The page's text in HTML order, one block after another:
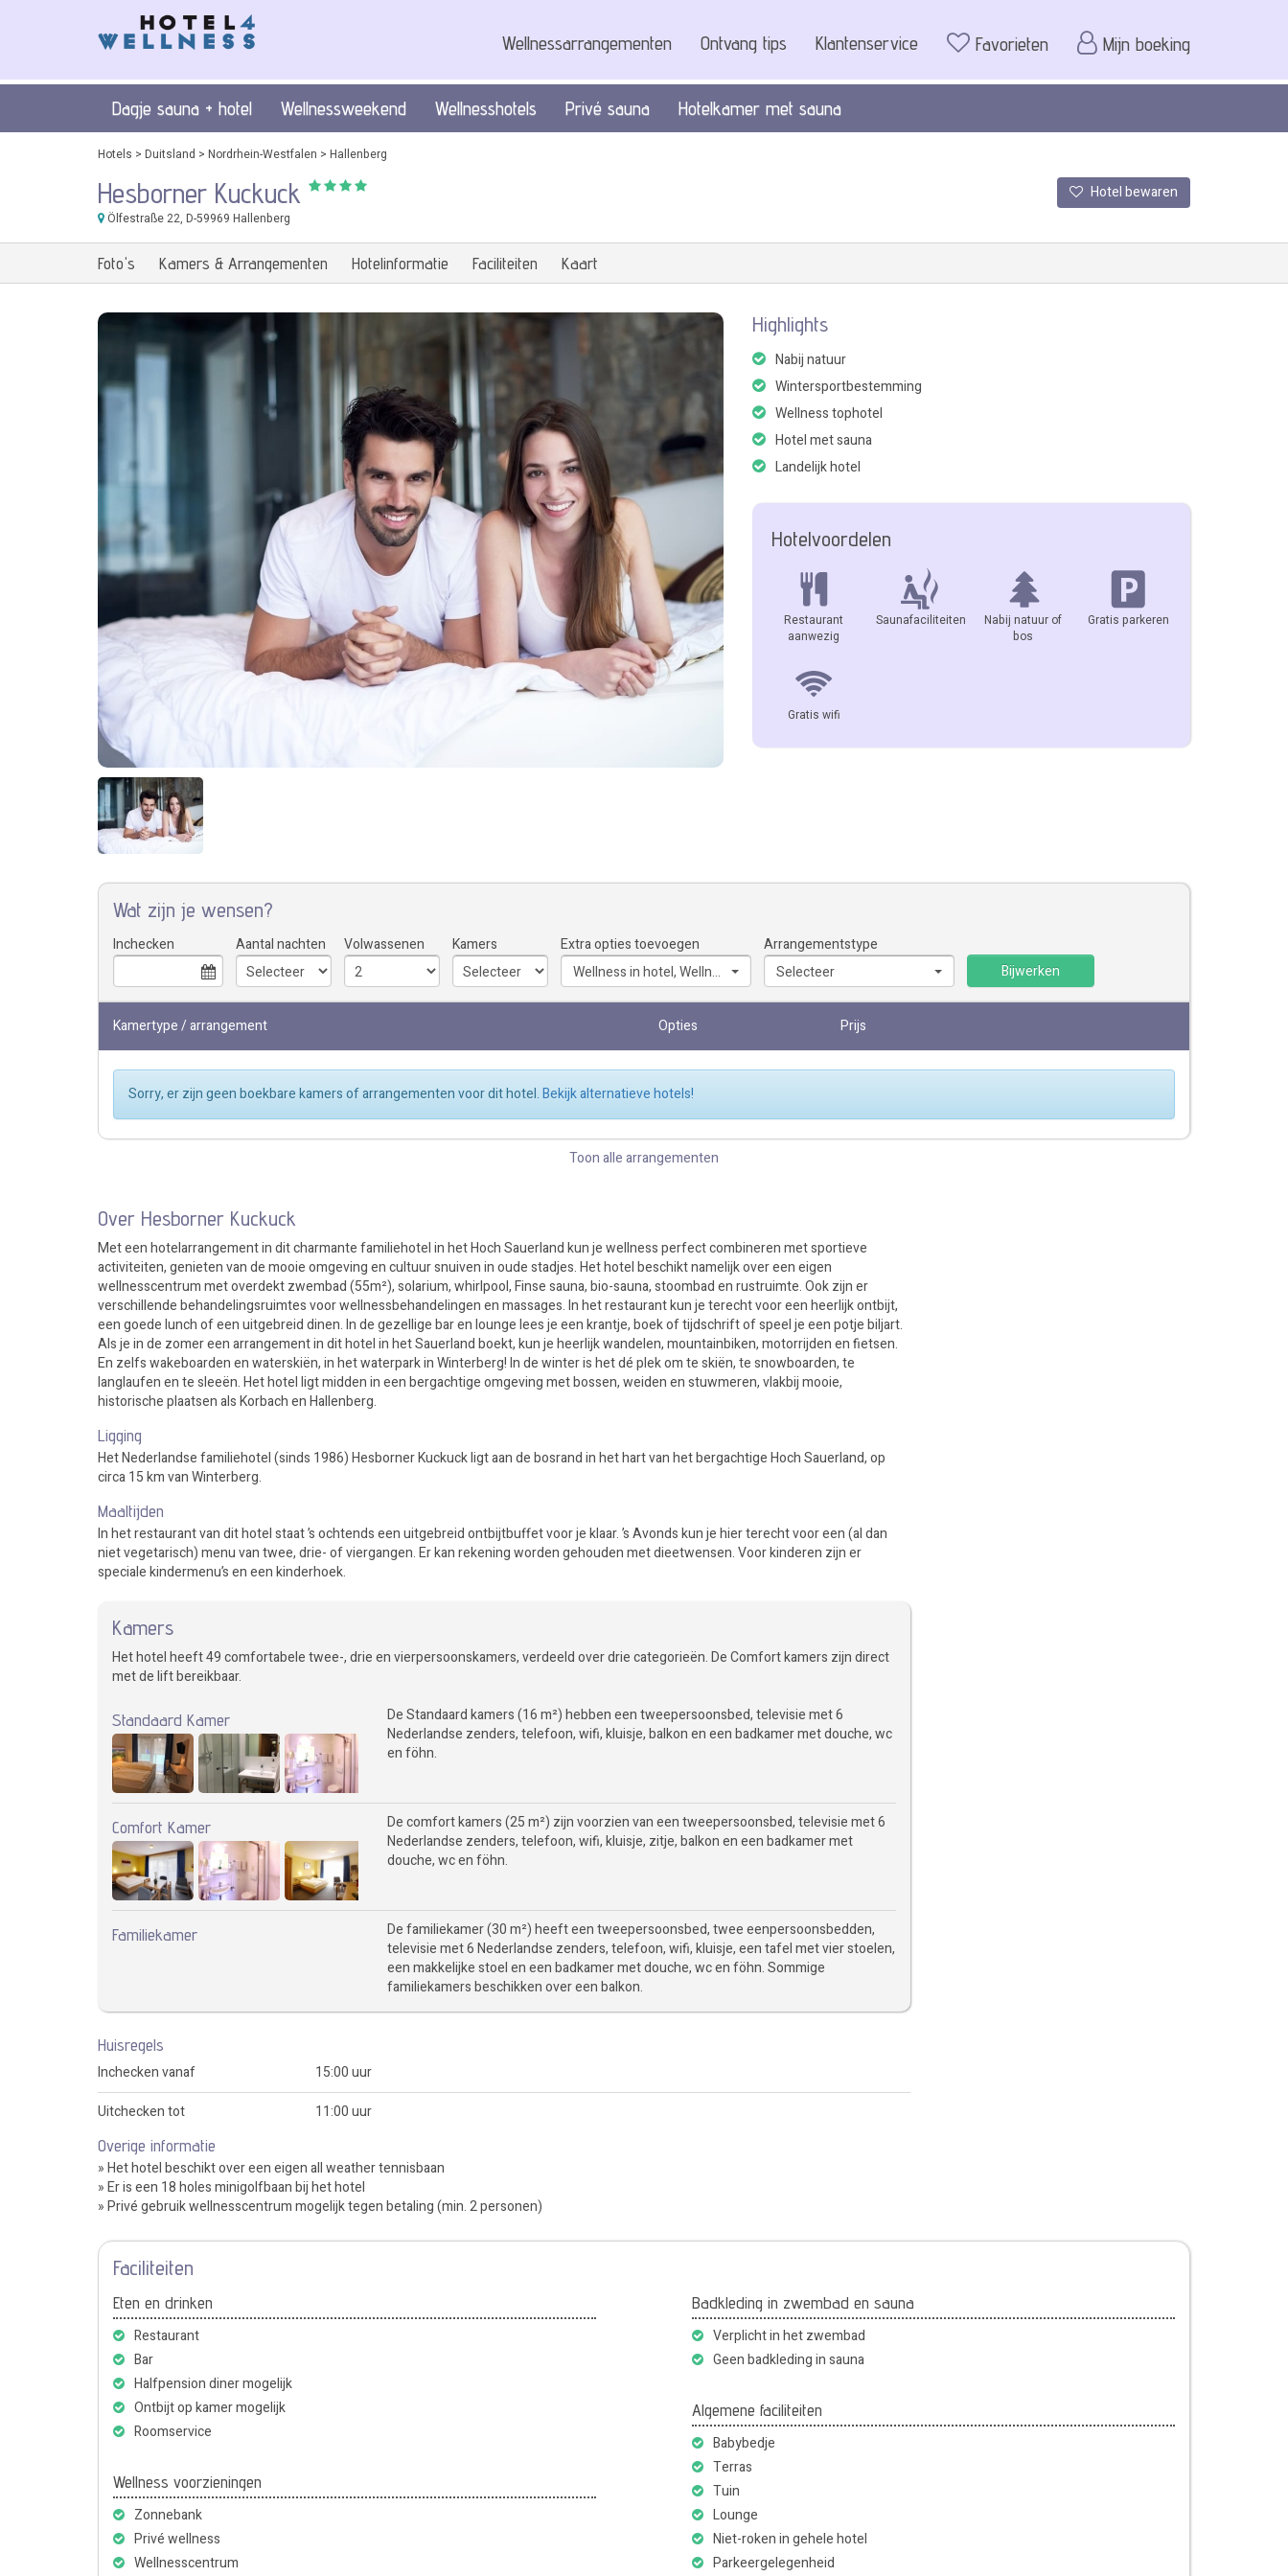
Wellnessarrangementen Ontvang tips Klantenservice Favorieten Mijn boeking
Dagje sauna + hotel Wellnessweekend Wellnesshotels Privé sauna Hotelkamer met sauna
Hotels > Duitsland > Nordrhein-Westfalen > Hallenberg
Hesborner Kuckuck Hotel bewaren
Ölfestraße 22, D-59969 Hallenberg
Foto's Kamers & Arrangementen Hotelinformatie Faciliteiten Kaart
Highlights
Nabij natuur
Wintersportbestemming
Wellness tophotel
Hotel met sauna
Landelijk hotel
Hotelvoordelen
Restaurant
aanwezig
Saunafaciliteiten
Nabij natuur of
bos
Gratis parkeren
Gratis wifi
Wat zijn je wensen?
Inchecken Aantal nachten Volwassenen Kamers
Extra opties toevoegen
Wellness in hotel, Wellness privé
Arrangementstype
Selecteer
Bijwerken
Kamertype / arrangement Opties Prijs
Sorry, er zijn geen boekbare kamers of arrangementen voor dit hotel.Bekijk alternatieve hotels!
Toon alle arrangementen
Over Hesborner Kuckuck
Met een hotelarrangement in dit charmante familiehotel in het Hoch Sauerland kun je wellness perfect combineren met sportieve
activiteiten, genieten van de mooie omgeving en cultuur snuiven in oude stadjes. Het hotel beschikt namelijk over een eigen
wellnesscentrum met overdekt zwembad (55m²), solarium, whirlpool, Finse sauna, bio-sauna, stoombad en rustruimte. Ook zijn er
verschillende behandelingsruimtes voor wellnessbehandelingen en massages. In het restaurant kun je terecht voor een heerlijk ontbijt,
een goede lunch of een uitgebreid dinen. In de gezellige bar en lounge lees je een krantje, boek of tijdschrift of speel je een potje biljart.
Als je in de zomer een arrangement in dit hotel in het Sauerland boekt, kun je heerlijk wandelen, mountainbiken, motorrijden en fietsen.
En zelfs wakeboarden en waterskiën, in het waterpark in Winterberg! In de winter is het dé plek om te skiën, te snowboarden, te
langlaufen en te sleeën. Het hotel ligt midden in een bergachtige omgeving met bossen, weiden en stuwmeren, vlakbij mooie,
historische plaatsen als Korbach en Hallenberg.
Ligging
Het Nederlandse familiehotel (sinds 1986) Hesborner Kuckuck ligt aan de bosrand in het hart van het bergachtige Hoch Sauerland, op
circa 15 km van Winterberg.
Maaltijden
In het restaurant van dit hotel staat ’s ochtends een uitgebreid ontbijtbuffet voor je klaar. ’s Avonds kun je hier terecht voor een (al dan
niet vegetarisch) menu van twee, drie- of viergangen. Er kan rekening worden gehouden met dieetwensen. Voor kinderen zijn er
speciale kindermenu’s en een kinderhoek.
Kamers
Het hotel heeft 49 comfortabele twee-, drie en vierpersoonskamers, verdeeld over drie categorieën. De Comfort kamers zijn direct
met de lift bereikbaar.
Standaard Kamer
De Standaard kamers (16 m²) hebben een tweepersoonsbed, televisie met 6
Nederlandse zenders, telefoon, wifi, kluisje, balkon en een badkamer met douche, wc
en föhn.
Comfort Kamer
De comfort kamers (25 m²) zijn voorzien van een tweepersoonsbed, televisie met 6
Nederlandse zenders, telefoon, wifi, kluisje, zitje, balkon en een badkamer met
douche, wc en föhn.
Familiekamer
De familiekamer (30 m²) heeft een tweepersoonsbed, twee eenpersoonsbedden,
televisie met 6 Nederlandse zenders, telefoon, wifi, kluisje, een tafel met vier stoelen,
een makkelijke stoel en een badkamer met douche, wc en föhn. Sommige
familiekamers beschikken over een balkon.
Huisregels
Inchecken vanaf
15:00 uur
Uitchecken tot
11:00 uur
Overige informatie
» Het hotel beschikt over een eigen all weather tennisbaan
» Er is een 18 holes minigolfbaan bij het hotel
» Privé gebruik wellnesscentrum mogelijk tegen betaling (min. 2 personen)
Faciliteiten
Eten en drinken
Restaurant
Bar
Halfpension diner mogelijk
Ontbijt op kamer mogelijk
Roomservice
Wellness voorzieningen
Zonnebank
Privé wellness
Wellnesscentrum
Badkleding in zwembad en sauna
Verplicht in het zwembad
Geen badkleding in sauna
Algemene faciliteiten
Babybedje
Terras
Tuin
Lounge
Niet-roken in gehele hotel
Parkeergelegenheid